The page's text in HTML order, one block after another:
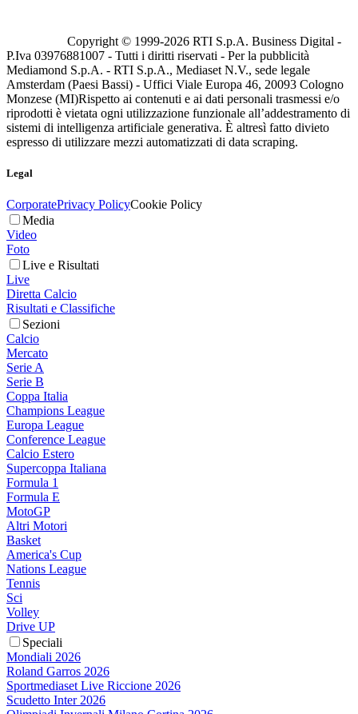
Copyright © 1999-2026 RTI S.p.A. Business Digital -
P.Iva 03976881007 - Tutti i diritti riservati - Per la pubblicità
Mediamond S.p.A. - RTI S.p.A., Mediaset N.V., sede legale
Amsterdam (Paesi Bassi) - Uffici Viale Europa 46, 20093 Cologno
Monzese (MI)Rispetto ai contenuti e ai dati personali trasmessi e/o
riprodotti è vietata ogni utilizzazione funzionale all’addestramento di
sistemi di intelligenza artificiale generativa. È altresì fatto divieto
espresso di utilizzare mezzi automatizzati di data scraping.
Legal
CorporatePrivacy PolicyCookie Policy
Media
Video
Foto
Live e Risultati
Live
Diretta Calcio
Risultati e Classifiche
Sezioni
Calcio
Mercato
Serie A
Serie B
Coppa Italia
Champions League
Europa League
Conference League
Calcio Estero
Supercoppa Italiana
Formula 1
Formula E
MotoGP
Altri Motori
Basket
America's Cup
Nations League
Tennis
Sci
Volley
Drive UP
Speciali
Mondiali 2026
Roland Garros 2026
Sportmediaset Live Riccione 2026
Scudetto Inter 2026